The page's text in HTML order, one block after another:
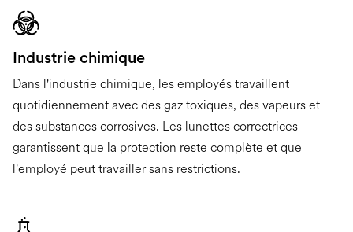
Industrie chimique
Dans l'industrie chimique, les employés travaillent
quotidiennement avec des gaz toxiques, des vapeurs et
des substances corrosives. Les lunettes correctrices
garantissent que la protection reste complète et que
l'employé peut travailler sans restrictions.